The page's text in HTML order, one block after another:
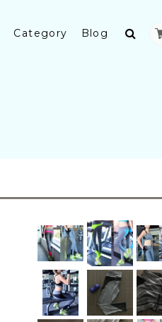
Category Blog